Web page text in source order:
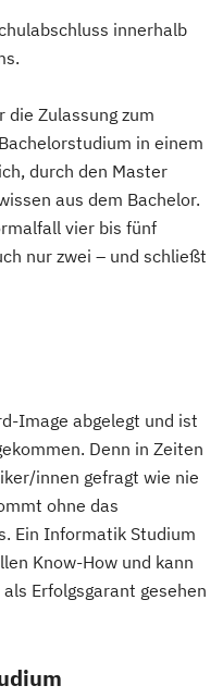
innerhalb
die Zulassung zum
in einem
durch den Master
aus dem Bachelor.
vier bis fünf
nur zwei – und schließt
Image abgelegt und ist
Denn in Zeiten
innen gefragt wie nie
ohne das
Ein Informatik Studium
Know-How und kann
Erfolgsgarant gesehen